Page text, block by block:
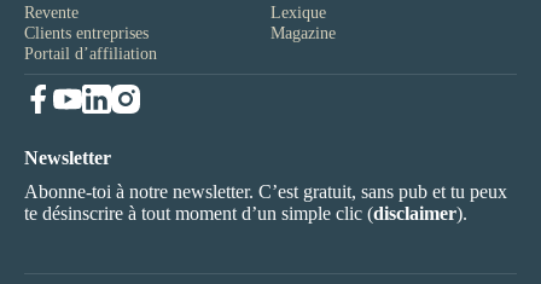
Revente
Clients entreprises
Portail d’affiliation
Lexique
Magazine
Newsletter
Abonne-toi à notre newsletter. C’est gratuit, sans pub et tu peux
te désinscrire à tout moment d’un simple clic (disclaimer).